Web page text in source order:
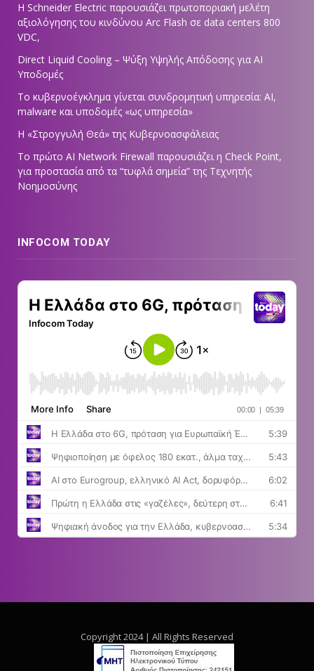
Η Schneider Electric παρουσιάζει πρωτοποριακή μελέτη
αξιολόγησης του κινδύνου Arc Flash σε data centers 800
VDC,
Direct Liquid Cooling – Ψύξη Υψηλής Απόδοσης για AI
Υποδομές
Το κυβερνοέγκλημα γίνεται συνδρομητική υπηρεσία: AI,
malware και υποδομές «ως υπηρεσία»
Η «Στρογγυλή Θεά» της Κυβερνοασφάλειας
Tο πρώτο AI Network Firewall παρουσιάζει η Check Point,
για προστασία από τα “τυφλά σημεία” της Τεχνητής
Νοημοσύνης
INFOCOM TODAY
Copyright 2024 | All Rights Reserved